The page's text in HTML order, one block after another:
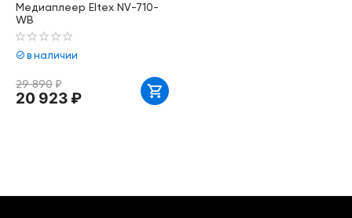
Медиаплеер Eltex NV-710-
WB
в наличии
29 890 ₽
20 923₽